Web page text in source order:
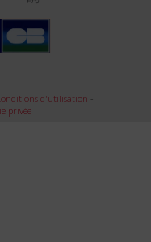
d'utilisation -
privée